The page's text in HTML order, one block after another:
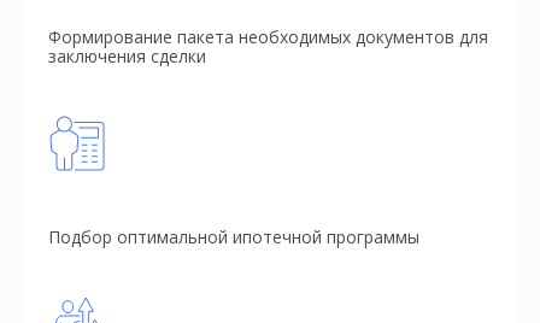
Формирование пакета необходимых документов для
заключения сделки
Подбор оптимальной ипотечной программы